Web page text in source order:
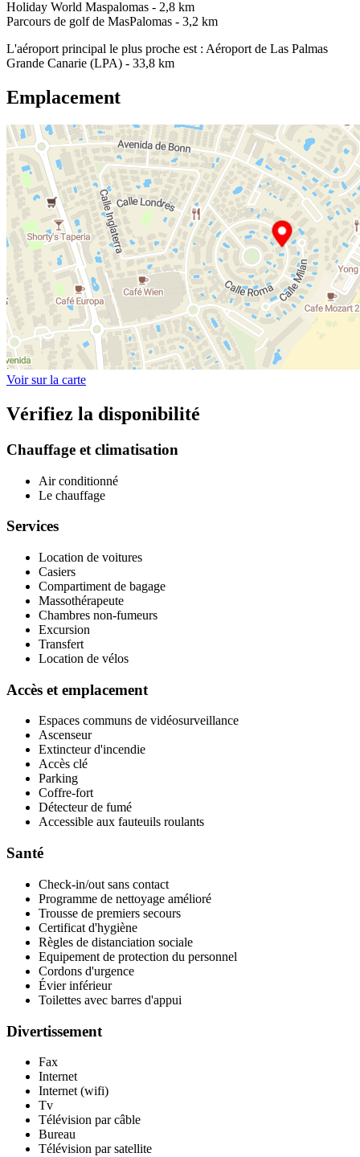
Holiday World Maspalomas - 2,8 km
Parcours de golf de MasPalomas - 3,2 km
L'aéroport principal le plus proche est : Aéroport de Las Palmas
Grande Canarie (LPA) - 33,8 km
Emplacement
Voir sur la carte
Vérifiez la disponibilité
Chauffage et climatisation
Air conditionné
Le chauffage
Services
Location de voitures
Casiers
Compartiment de bagage
Massothérapeute
Chambres non-fumeurs
Excursion
Transfert
Location de vélos
Accès et emplacement
Espaces communs de vidéosurveillance
Ascenseur
Extincteur d'incendie
Accès clé
Parking
Coffre-fort
Détecteur de fumé
Accessible aux fauteuils roulants
Santé
Check-in/out sans contact
Programme de nettoyage amélioré
Trousse de premiers secours
Certificat d'hygiène
Règles de distanciation sociale
Equipement de protection du personnel
Cordons d'urgence
Évier inférieur
Toilettes avec barres d'appui
Divertissement
Fax
Internet
Internet (wifi)
Tv
Télévision par câble
Bureau
Télévision par satellite